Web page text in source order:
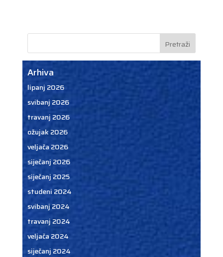
Arhiva
lipanj 2026
svibanj 2026
travanj 2026
ožujak 2026
veljača 2026
siječanj 2026
siječanj 2025
studeni 2024
svibanj 2024
travanj 2024
veljača 2024
siječanj 2024